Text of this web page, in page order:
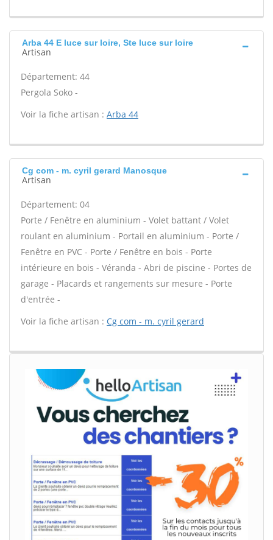
Arba 44 E luce sur loire, Ste luce sur loire
Artisan
Département: 44
Pergola Soko -
Voir la fiche artisan : Arba 44
Cg com - m. cyril gerard Manosque
Artisan
Département: 04
Porte / Fenêtre en aluminium - Volet battant / Volet
roulant en aluminium - Portail en aluminium - Porte /
Fenêtre en PVC - Porte / Fenêtre en bois - Porte
intérieure en bois - Véranda - Abri de piscine - Portes de
garage - Placards et rangements sur mesure - Porte
d'entrée -
Voir la fiche artisan : Cg com - m. cyril gerard